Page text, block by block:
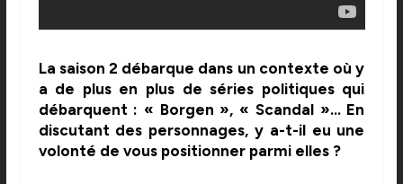
La saison 2 débarque dans un contexte où y
a de plus en plus de séries politiques qui
débarquent : « Borgen », « Scandal »… En
discutant des personnages, y a-t-il eu une
volonté de vous positionner parmi elles ?